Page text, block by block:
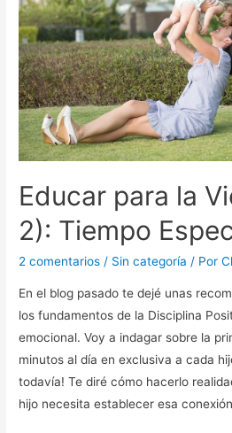
Educar para la
2): Tiempo
2 comentarios / Sin categoría / Por
En el blog pasado te dejé unas
los fundamentos de la Disciplina
emocional. Voy a indagar sobre la
minutos al día en exclusiva a cada
todavía! Te diré cómo hacerlo
hijo necesita establecer esa